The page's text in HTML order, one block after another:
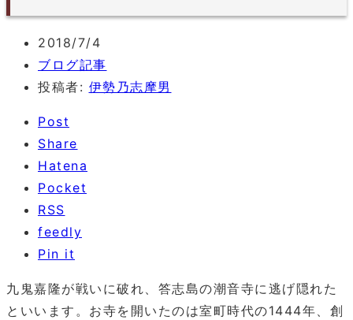
2018/7/4
ブログ記事
投稿者: 伊勢乃志摩男
Post
Share
Hatena
Pocket
RSS
feedly
Pin it
九鬼嘉隆が戦いに破れ、答志島の潮音寺に逃げ隠れた
といいます。お寺を開いたのは室町時代の1444年、創